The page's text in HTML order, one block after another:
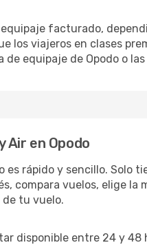
facturado,
los viajeros en clases
equipaje de Opodo o
Air en Opodo
es rápido y sencillo.
compara vuelos, elige
tu vuelo.
disponible entre 24 y